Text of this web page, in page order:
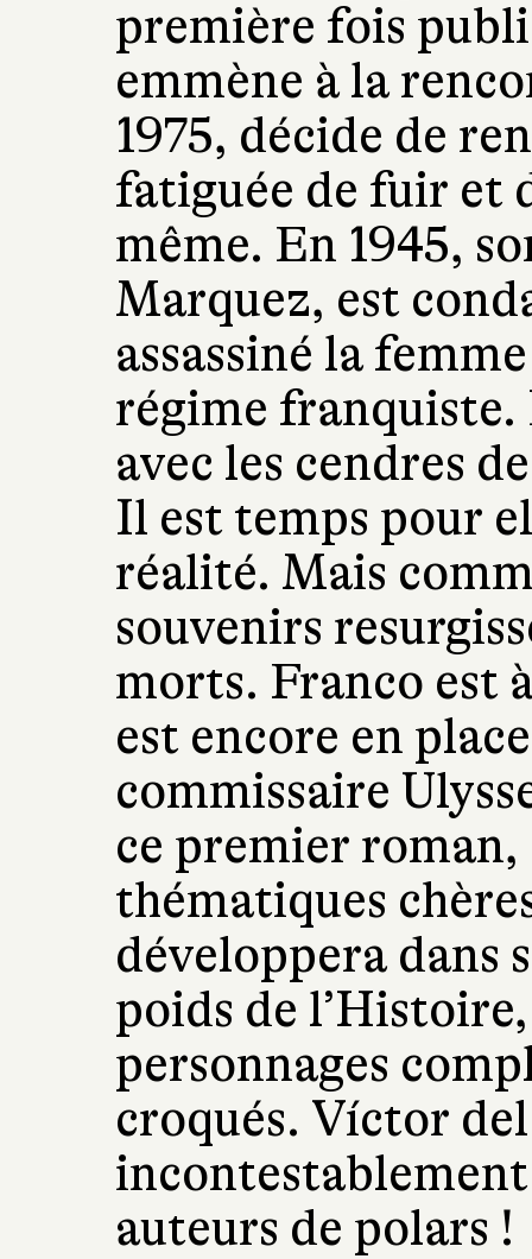
première fois
emmène à la
1975, décide de
fatiguée de fuir et
même. En 1945,
Marquez, est
assassiné la
régime franquiste.
avec les cendres
Il est temps pour
réalité. Mais
souvenirs
morts. Franco est
est encore en
commissaire
ce premier
thématiques
développera dans
poids de
personnages
croqués. Víctor
incontestablement
auteurs de polars !